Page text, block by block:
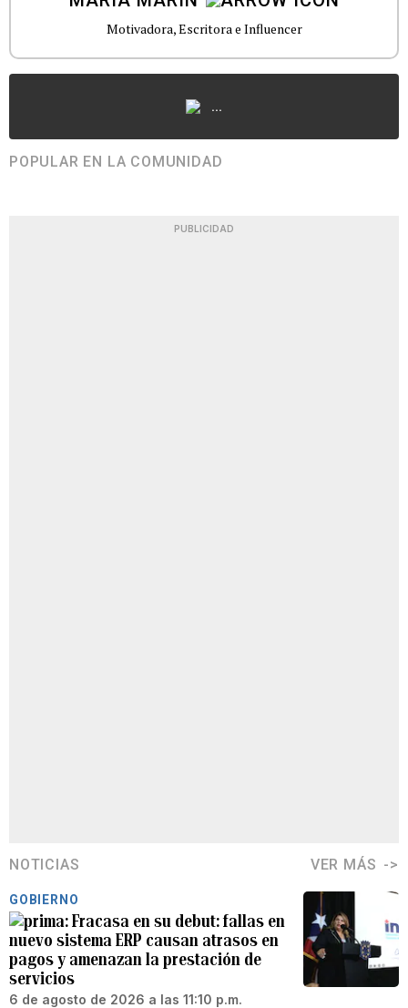
Motivadora, Escritora e Influencer
...
POPULAR EN LA COMUNIDAD
PUBLICIDAD
NOTICIAS VER MÁS
GOBIERNO
Fracasa en su debut: fallas en
nuevo sistema ERP causan atrasos en
pagos y amenazan la prestación de
servicios
6 de agosto de 2026 a las 11:10 p.m.